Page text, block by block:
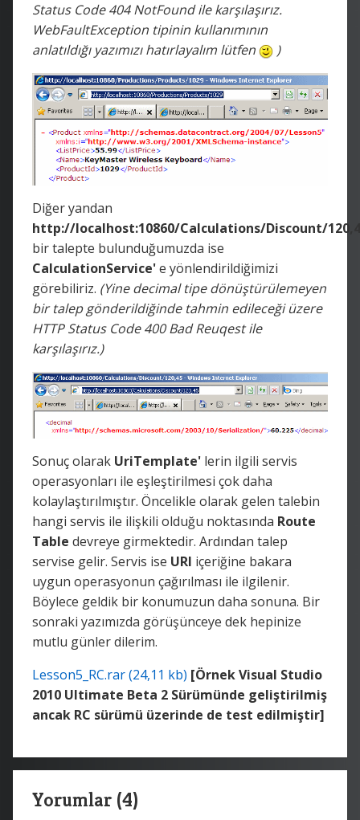
Status Code 404 NotFound ile karşılaşırız.
WebFaultException tipinin kullanımının
anlatıldığı yazımızı hatırlayalım lütfen
)
Diğer yandan
http://localhost:10860/Calculations/Discount/
bir talepte bulunduğumuzda ise
CalculationService'e yönlendirildiğimizi
görebiliriz. (Yine decimal tipe dönüştürülemeyen
bir talep gönderildiğinde tahmin edileceği üzere
HTTP Status Code 400 Bad Reuqest ile
karşılaşırız.)
Sonuç olarak UriTemplate' lerin ilgili servis
operasyonları ile eşleştirilmesi çok daha
kolaylaştırılmıştır. Öncelikle olarak gelen talebin
hangi servis ile ilişkili olduğu noktasında Route
Table devreye girmektedir. Ardından talep
servise gelir. Servis ise URI içeriğine bakara
uygun operasyonun çağırılması ile ilgilenir.
Böylece geldik bir konumuzun daha sonuna. Bir
sonraki yazımızda görüşünceye dek hepinize
mutlu günler dilerim.
Lesson5_RC.rar (24,11 kb) [Örnek Visual Studio
2010 Ultimate Beta 2 Sürümünde geliştirilmiş
ancak RC sürümü üzerinde de test edilmiştir]
Yorumlar (4)